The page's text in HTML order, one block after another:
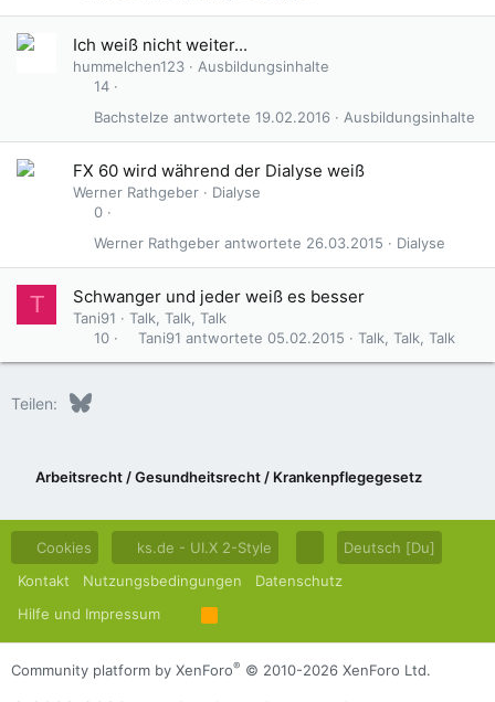
Ich weiß nicht weiter...
hummelchen123
Ausbildungsinhalte
14
Ausbildungsinhalte
19.02.2016
Bachstelze
FX 60 wird während der Dialyse weiß
Werner Rathgeber
Dialyse
0
Dialyse
26.03.2015
Werner Rathgeber
T Schwanger und jeder weiß es besser
Tani91
Talk, Talk, Talk
10
Talk, Talk, Talk
05.02.2015
Tani91
Teilen: Bluesky
Arbeitsrecht / Gesundheitsrecht / Krankenpflegegesetz
Cookies ks.de - UI.X 2-Style
Deutsch [Du]
Kontakt
Nutzungsbedingungen
Datenschutz
Hilfe und Impressum
R
S
S
Community platform by XenForo® © 2010-2026 XenForo Ltd.